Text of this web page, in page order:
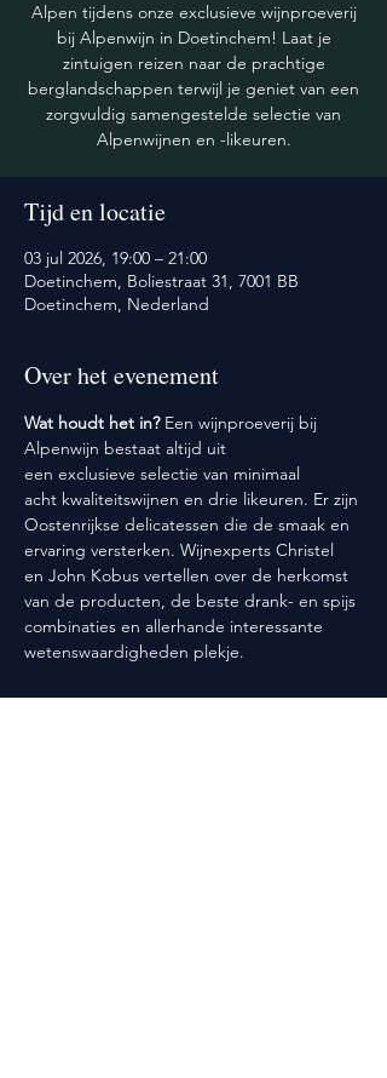
Alpen tijdens onze exclusieve wijnproeverij
bij Alpenwijn in Doetinchem! Laat je
zintuigen reizen naar de prachtige
berglandschappen terwijl je geniet van een
zorgvuldig samengestelde selectie van
Alpenwijnen en -likeuren.
Tijd en locatie
03 jul 2026, 19:00 – 21:00
Doetinchem, Boliestraat 31, 7001 BB
Doetinchem, Nederland
Over het evenement
Wat houdt het in? Een wijnproeverij bij
Alpenwijn bestaat altijd uit
een exclusieve selectie van minimaal
acht kwaliteitswijnen en drie likeuren. Er zijn
Oostenrijkse delicatessen die de smaak en
ervaring versterken. Wijnexperts Christel
en John Kobus vertellen over de herkomst
van de producten, de beste drank- en spijs
combinaties en allerhande interessante
wetenswaardigheden plekje.